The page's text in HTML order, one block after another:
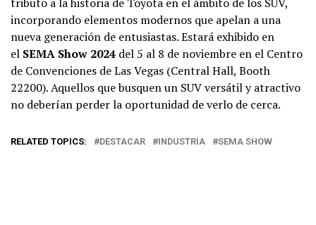
incorporando elementos modernos que apelan a una
nueva generación de entusiastas. Estará exhibido en
el SEMA Show 2024 del 5 al 8 de noviembre en el Centro
de Convenciones de Las Vegas (Central Hall, Booth
22200). Aquellos que busquen un SUV versátil y atractivo
no deberían perder la oportunidad de verlo de cerca.
RELATED TOPICS: DESTACAR INDUSTRIA SEMA SHOW